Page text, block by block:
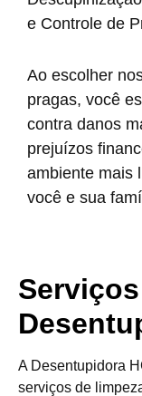
e Controle de
Ao escolher
pragas, você
contra danos
prejuízos
ambiente mais
você e sua
A Desentupidora
serviços de